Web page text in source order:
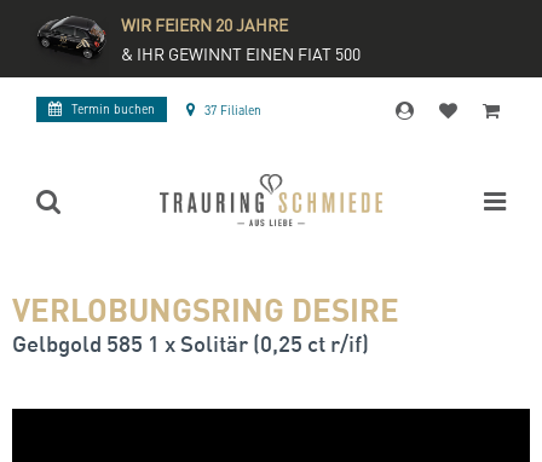
WIR FEIERN 20 JAHRE
& IHR GEWINNT EINEN FIAT 500
Termin buchen 37 Filialen
VERLOBUNGSRING DESIRE
Gelbgold 585 1 x Solitär (0,25 ct r/if)